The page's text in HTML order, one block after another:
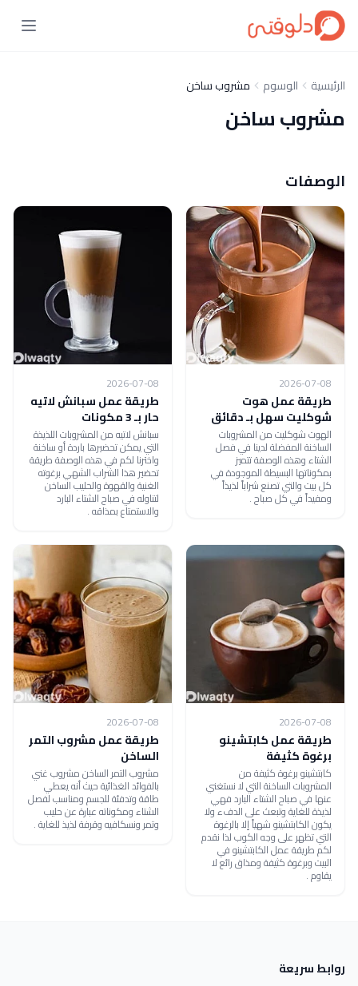
الرئيسية الوسوم مشروب ساخن
مشروب ساخن
الوصفات
2026-07-08
طريقة عمل هوت
شوكليت سهل بـ دقائق
الهوت شوكليت من المشروبات
الساخنة المفضلة لدينا في فصل
الشتاء وهذه الوصفة تتميز
بمكوناتها البسيطة الموجودة في
كل بيت والتي تصنع شراباً لذيذاً
ومفيداً في كل صباح .
2026-07-08
طريقة عمل سبانش لاتيه
حار بـ 3 مكونات
سبانش لاتيه من المشروبات اللذيذة
التي يمكن تحضيرها باردة أو ساخنة
واخترنا لكم في هذه الوصفة طريقة
تحضير هذا الشراب الشهي برغوته
الغنية والقهوة والحليب الساخن
لتناوله في صباح الشتاء البارد
والاستمتاع بمذاقه .
2026-07-08
طريقة عمل كابتشينو
برغوة كثيفة
كابتشينو برغوة كثيفة من
المشروبات الساخنة التي لا نستغني
عنها في صباح الشتاء البارد فهي
لذيذة للغاية وتبعث على الدفء ولا
يكون الكابتشينو شهياً إلا بالرغوة
التي تظهر على وجه الكوب لذا نقدم
لكم طريقة عمل الكابتشينو في
البيت وبرغوة كثيفة ومذاق رائع لا
يقاوم .
2026-07-08
طريقة عمل مشروب التمر
الساخن
مشروب التمر الساخن مشروب غني
بالفوائد الغذائية حيث أنه يعطي
طاقة وتدفئة للجسم ومناسب لفصل
الشتاء ومكوناته عبارة عن حليب
وتمر ونسكافيه وقرفة لذيذ للغاية .
روابط سريعة